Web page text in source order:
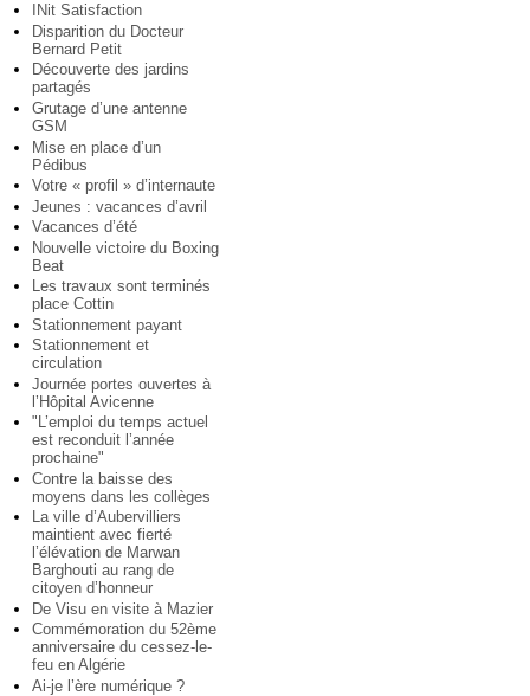
INit Satisfaction
Disparition du Docteur
Bernard Petit
Découverte des jardins
partagés
Grutage d’une antenne
GSM
Mise en place d’un
Pédibus
Votre « profil » d’internaute
Jeunes : vacances d’avril
Vacances d’été
Nouvelle victoire du Boxing
Beat
Les travaux sont terminés
place Cottin
Stationnement payant
Stationnement et
circulation
Journée portes ouvertes à
l’Hôpital Avicenne
"L’emploi du temps actuel
est reconduit l’année
prochaine"
Contre la baisse des
moyens dans les collèges
La ville d’Aubervilliers
maintient avec fierté
l’élévation de Marwan
Barghouti au rang de
citoyen d’honneur
De Visu en visite à Mazier
Commémoration du 52ème
anniversaire du cessez-le-
feu en Algérie
Ai-je l’ère numérique ?